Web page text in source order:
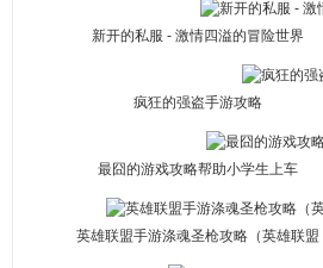
新开的私服 - 激情四溢的冒险世界
疯狂的强盗手游攻略
最囧的游戏攻略帮助小学生上车
英雄联盟手游涤魂圣枪攻略（英雄联盟